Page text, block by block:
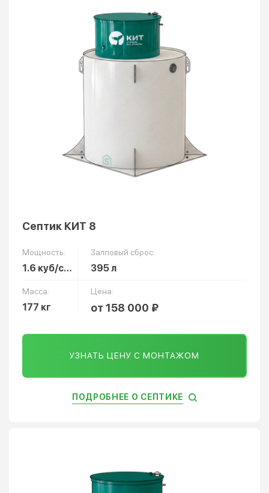
Септик КИТ 8
Мощность:
1.6 куб/сут
Залповый сброс:
395 л
Масса:
177 кг
Цена:
от 158 000 ₽
УЗНАТЬ ЦЕНУ С МОНТАЖОМ
ПОДРОБНЕЕ О СЕПТИКЕ